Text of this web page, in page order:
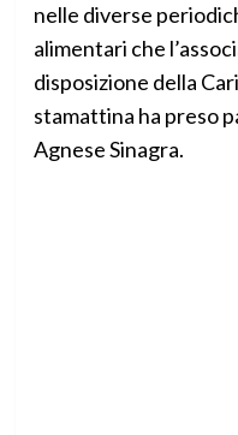
nelle diverse
alimentari che
disposizione della
stamattina ha preso
Agnese Sinagra.